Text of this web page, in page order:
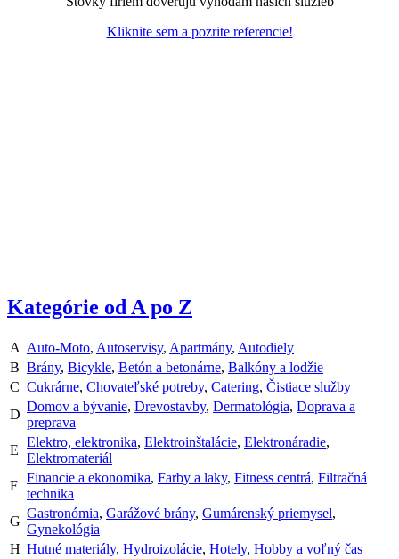
Kliknite sem a pozrite referencie!
Kategórie od A po Z
A Auto-Moto, Autoservisy, Apartmány, Autodiely
B Brány, Bicykle, Betón a betonárne, Balkóny a lodžie
C Cukrárne, Chovateľské potreby, Catering, Čistiace služby
D
Domov a bývanie, Drevostavby, Dermatológia, Doprava a
preprava
E
Elektro, elektronika, Elektroinštalácie, Elektronáradie,
Elektromateriál
F
Financie a ekonomika, Farby a laky, Fitness centrá, Filtračná
technika
G
Gastronómia, Garážové brány, Gumárenský priemysel,
Gynekológia
H Hutné materiály, Hydroizolácie, Hotely, Hobby a voľný čas